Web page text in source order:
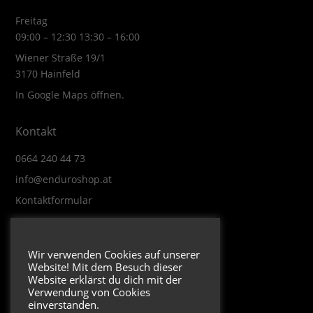
Freitag
09:00 – 12:30 13:30 – 16:00
Wiener Straße 19/1
3170 Hainfeld
In Google Maps öffnen.
Kontakt
0664 240 44 73
info@enduroshop.at
Kontaktformular
Impressum
Datenschutzerklärung
Wir verwenden Cookies auf unserer
Website! Mit dem Besuch dieser
Website erklärst du dich mit der
Verwendung von Cookies
einverstanden.